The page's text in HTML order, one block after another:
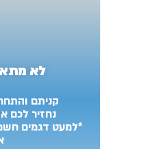
לא
קניתם
נחזיר לכם
*למעט דגמים